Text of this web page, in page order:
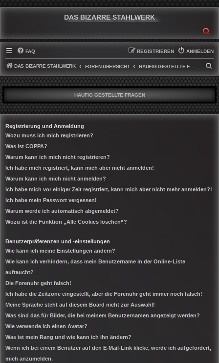
DAS BIZARRE STAHLWERK
FAQ ANMELDEN
REGISTRIEREN
DAS BIZARRE STAHLWERK FOREN-ÜBERSICHT HÄUFIG GESTELLTE FRAGEN
U
C
H
E
HÄUFIG GESTELLTE FRAGEN
Registrierung und Anmeldung
Wozu muss ich mich registrieren?
Was ist COPPA?
Warum kann ich mich nicht registrieren?
Ich habe mich registriert, kann mich aber nicht anmelden!
Warum kann ich mich nicht anmelden?
Ich habe mich vor einiger Zeit registriert, kann mich aber nicht mehr anmelden?!
Ich habe mein Passwort vergessen!
Warum werde ich automatisch abgemeldet?
Wozu ist die Funktion „Alle Cookies löschen“?
Benutzerpräferenzen und -einstellungen
Wie kann ich meine Einstellungen ändern?
Wie kann ich verhindern, dass mein Benutzername in der Online-Liste
auftaucht?
Die Forenuhr geht falsch!
Ich habe die Zeitzone eingestellt, aber die Forenuhr geht immer noch falsch!
Meine Sprache steht auf diesem Board nicht zur Auswahl!
Was sind das für Bilder, die bei meinem Benutzernamen angezeigt werden?
Wie verwende ich einen Avatar?
Was ist mein Rang und wie kann ich ihn ändern?
Wenn ich bei einem Benutzer auf den E-Mail-Link klicke, werde ich aufgefordert,
mich anzumelden.